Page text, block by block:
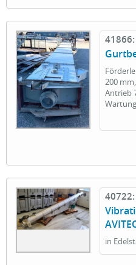
200
Antrieb
in